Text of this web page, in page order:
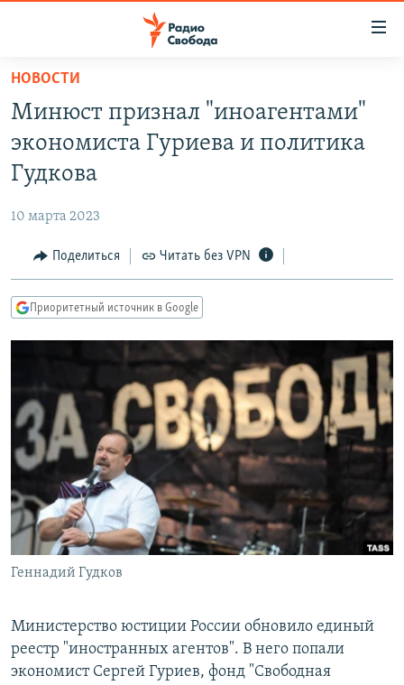
упрощенного
доступа
основному
Вернутся
Вернутся
АВТОРСКИЕ ПРОЕКТЫ
МНЕНИЯ
КУЛЬТУРА
КАВКАЗ.РЕАЛИИ
СИБИРЬ.РЕАЛИИ
РАСПИСАНИЕ ВЕЩАНИЯ
ПОДПИШИТЕСЬ НА РАССЫЛКУ
СОЦИАЛЬНЫЕ СЕТИ
Все сайты РСЕ/РС
НОВОСТИ
Минюст признал "иноагентами"
экономиста Гуриева и политика
Гудкова
10 марта 2023
Поделиться Читать без VPN
Приоритетный источник в Google
Геннадий Гудков
Министерство юстиции России обновило единый
реестр "иностранных агентов". В него попали
экономист Сергей Гуриев, фонд "Свободная